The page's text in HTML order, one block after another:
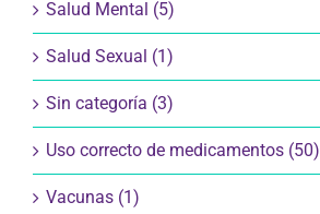
Salud Mental (5)
Salud Sexual (1)
Sin categoría (3)
Uso correcto de medicamentos (50)
Vacunas (1)